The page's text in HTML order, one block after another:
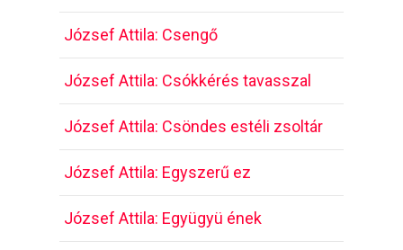
József Attila: Csengő
József Attila: Csókkérés tavasszal
József Attila: Csöndes estéli zsoltár
József Attila: Egyszerű ez
József Attila: Együgyü ének